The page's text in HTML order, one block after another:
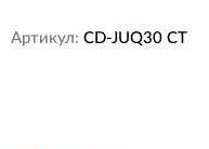
Артикул: CD-JUQ30 CT